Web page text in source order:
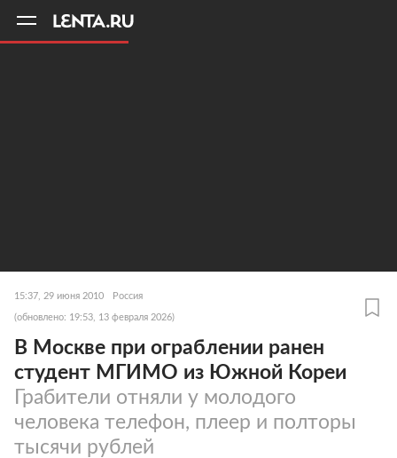
15:37, 29 июня 2010 Россия
(обновлено: 19:53, 13 февраля 2026)
В Москве при ограблении ранен
студент МГИМО из Южной Кореи
Грабители отняли у молодого
человека телефон, плеер и полторы
тысячи рублей